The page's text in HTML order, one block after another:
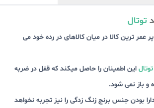
توتال
عمر ترین کالا در میان کالاهای در رده خود می
توتال این اطمینان را حاصل میکند که قفل در ضربه
و باز نمی شود.
بودن جنس برنج زنگ زدگی را نیز تجربه نخواهد